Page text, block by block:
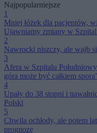
Najpopularniejsze
1
Mniej łóżek dla pacjentów,
Ujawniamy zmiany w
2
Nawrocki niszczy, ale wajb
3
Afera w Szpitalu
góra może być całkiem
4
Upały do 38 stopni i
Polski
5
Chwila ochłody, ale potem
prognozę